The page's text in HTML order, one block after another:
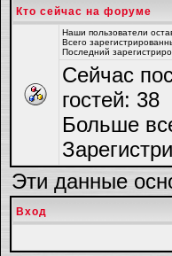
Кто сейчас на форуме
Наши пользователи
Всего
Последний
Сейчас
гостей:
Больше
Эти данные
Вход